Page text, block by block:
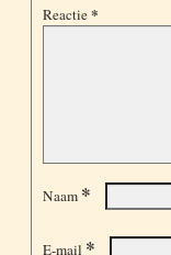
Reactie*
Naam *
E-mail *